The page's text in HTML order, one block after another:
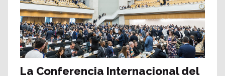
La Conferencia Internacional del